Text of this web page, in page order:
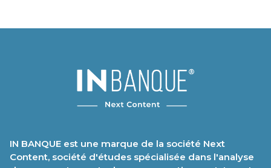
IN BANQUE est une marque de la société Next
Content, société d'études spécialisée dans l'analyse